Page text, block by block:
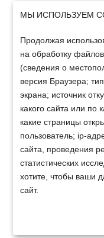
МЫ ИСПОЛЬЗУЕМ
Продолжая
на обработку
(сведения о
версия Браузера;
экрана; источник
какого сайта или по
какие страницы
пользователь; ip-
сайта, проведения
статистических
хотите, чтобы ваши
сайт.